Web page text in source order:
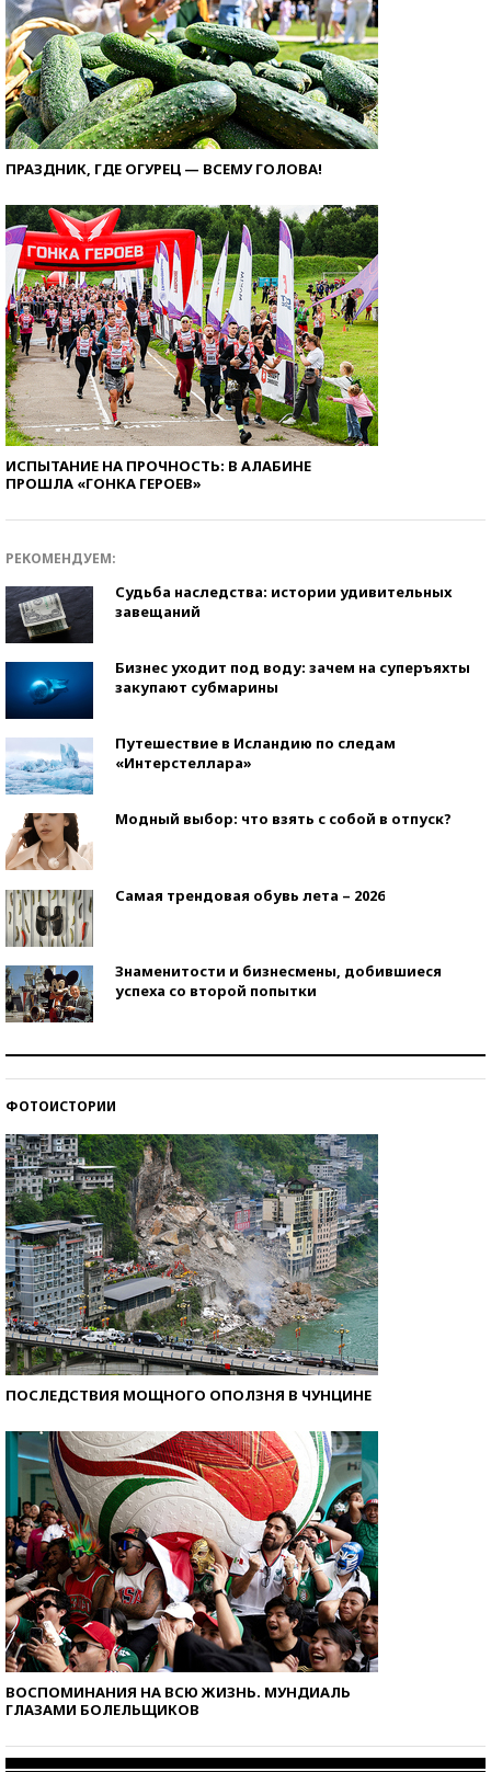
ПРАЗДНИК, ГДЕ ОГУРЕЦ — ВСЕМУ ГОЛОВА!
ИСПЫТАНИЕ НА ПРОЧНОСТЬ: В АЛАБИНЕ
ПРОШЛА «ГОНКА ГЕРОЕВ»
РЕКОМЕНДУЕМ:
Судьба наследства: истории удивительных
завещаний
Бизнес уходит под воду: зачем на суперъяхты
закупают субмарины
Путешествие в Исландию по следам
«Интерстеллара»
Модный выбор: что взять с собой в отпуск?
Самая трендовая обувь лета – 2026
Знаменитости и бизнесмены, добившиеся
успеха со второй попытки
ФОТОИСТОРИИ
ПОСЛЕДСТВИЯ МОЩНОГО ОПОЛЗНЯ В ЧУНЦИНЕ
ВОСПОМИНАНИЯ НА ВСЮ ЖИЗНЬ. МУНДИАЛЬ
ГЛАЗАМИ БОЛЕЛЬЩИКОВ